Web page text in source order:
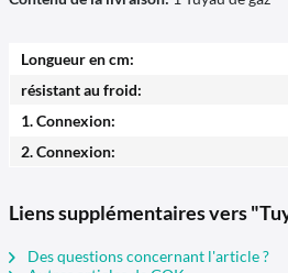
Longueur en cm:
résistant au froid:
1. Connexion:
2. Connexion:
Liens supplémentaires vers
Des questions concernant l'article ?